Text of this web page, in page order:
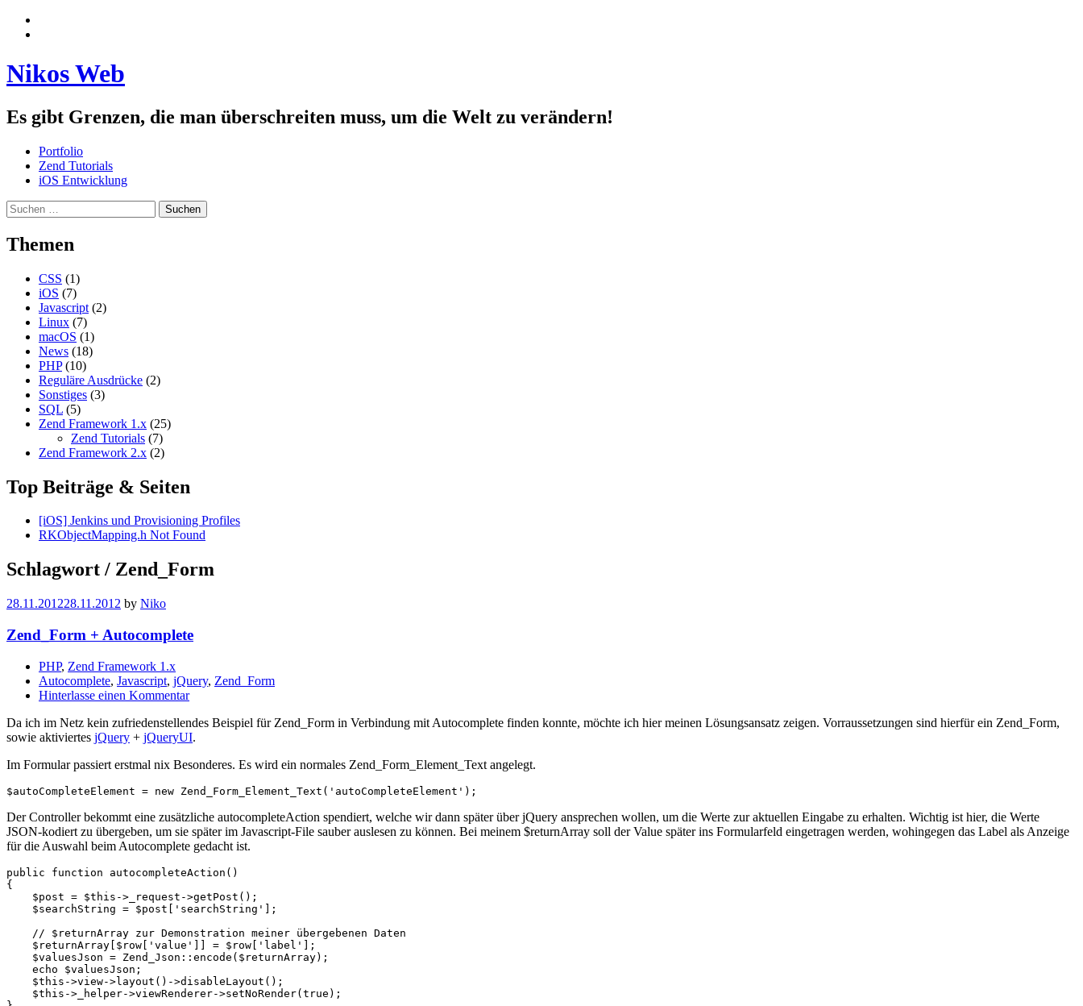
Zum
Inhalt
Nikos Web
Es gibt Grenzen, die man überschreiten muss, um die Welt zu verändern!
Portfolio
Zend Tutorials
iOS Entwicklung
Suchen
nach:
Themen
CSS (1)
iOS (7)
Javascript (2)
Linux (7)
macOS (1)
News (18)
PHP(10)
Reguläre Ausdrücke (2)
Sonstiges (3)
SQL (5)
Zend Framework 1.x (25)
Zend Tutorials (7)
Zend Framework 2.x (2)
Top Beiträge & Seiten
[iOS] Jenkins und Provisioning Profiles
RKObjectMapping.h Not Found
Schlagwort / Zend_Form
28.11.201228.11.2012 by Niko
Zend_Form + Autocomplete
PHP, Zend Framework 1.x
Autocomplete, Javascript, jQuery, Zend_Form
Hinterlasse einen Kommentar
Da ich im Netz kein zufriedenstellendes Beispiel für Zend_Form in Verbindung mit Autocomplete finden konnte, möchte ich hier meinen Lösungsansatz zeigen. Vorraussetzungen sind hierfür ein Zend_Form,
sowie aktiviertes jQuery + jQueryUI.
Im Formular passiert erstmal nix Besonderes. Es wird ein normales Zend_Form_Element_Text angelegt.
Der Controller bekommt eine zusätzliche autocompleteAction spendiert, welche wir dann später über jQuery ansprechen wollen, um die Werte zur aktuellen Eingabe zu erhalten. Wichtig ist hier, die Werte
JSON-kodiert zu übergeben, um sie später im Javascript-File sauber auslesen zu können. Bei meinem $returnArray soll der Value später ins Formularfeld eingetragen werden, wohingegen das Label als Anzeige
für die Auswahl beim Autocomplete gedacht ist.
public function autocompleteAction()
{
    $post = $this->_request->getPost();
    $searchString = $post['searchString'];
    // $returnArray zur Demonstration meiner übergebenen Daten
    $returnArray[$row['value']] = $row['label'];
    $valuesJson = Zend_Json::encode($returnArray);
    echo $valuesJson;
    $this->view->layout()->disableLayout();
    $this->_helper->viewRenderer->setNoRender(true);